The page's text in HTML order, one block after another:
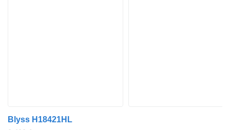
Blyss H18421HL